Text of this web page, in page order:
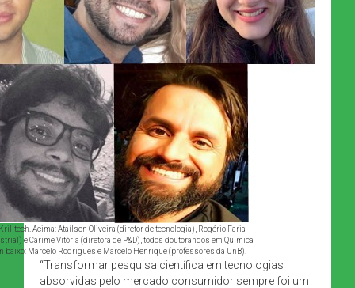
Acima: Ataílson Oliveira (diretor de tecnologia), Rogério Faria
e Carime Vitória (diretora de P&D), todos doutorandos em Química
baixo: Marcelo Rodrigues e Marcelo Henrique (professores da UnB).
“Transformar pesquisa científica em tecnologias
absorvidas pelo mercado consumidor sempre foi um